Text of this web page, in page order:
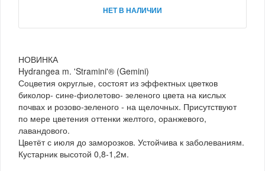
НЕТ В НАЛИЧИИ
НОВИНКА
Hydrangea m. 'Stramini'® (Gemini)
Соцветия округлые, состоят из эффектных цветков
биколор- сине-фиолетово- зеленого цвета на кислых
почвах и розово-зеленого - на щелочных. Присутствуют
по мере цветения оттенки желтого, оранжевого,
лавандового.
Цветёт с июля до заморозков. Устойчива к заболеваниям.
Кустарник высотой 0,8-1,2м.